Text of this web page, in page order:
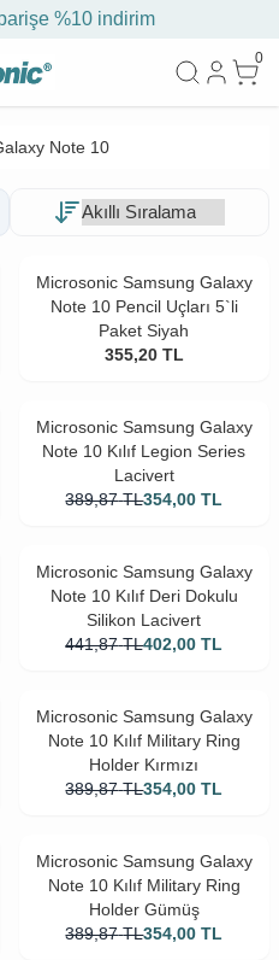
%10 indirim
0
Note 10
Microsonic Samsung Galaxy
Note 10 Pencil Uçları 5`li
Paket Siyah
355,20 TL
Microsonic Samsung Galaxy
Note 10 Kılıf Legion Series
Lacivert
389,87 TL354,00 TL
Microsonic Samsung Galaxy
Note 10 Kılıf Deri Dokulu
Silikon Lacivert
441,87 TL402,00 TL
Microsonic Samsung Galaxy
Note 10 Kılıf Military Ring
Holder Kırmızı
389,87 TL354,00 TL
Microsonic Samsung Galaxy
Note 10 Kılıf Military Ring
Holder Gümüş
389,87 TL354,00 TL